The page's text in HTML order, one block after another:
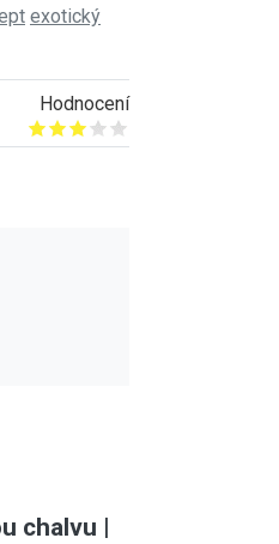
exotický
Hodnocení
it 1/5it 2/5
Give it 3/5
Give it 4/5
Give it 5/5
chalvu |